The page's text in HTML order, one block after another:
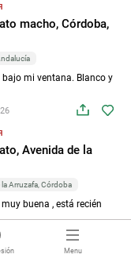
Menu
macho, Córdoba,
mi ventana. Blanco y
Avenida de la
Arruzafa, Córdoba
buena , está recién